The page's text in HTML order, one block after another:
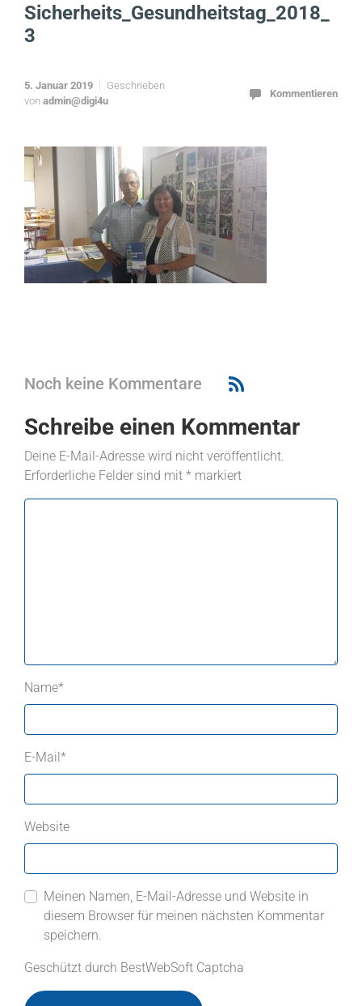
Sicherheits_Gesundheitstag_2018_
3
5. Januar 2019
Geschrieben
von admin@digi4u
Kommentieren
Noch keine Kommentare
Schreibe einen Kommentar
Deine E-Mail-Adresse wird nicht veröffentlicht.
Erforderliche Felder sind mit * markiert
Name*
E-Mail*
Website
Meinen Namen, E-Mail-Adresse und Website in
diesem Browser für meinen nächsten Kommentar
speichern.
Geschützt durch BestWebSoft Captcha